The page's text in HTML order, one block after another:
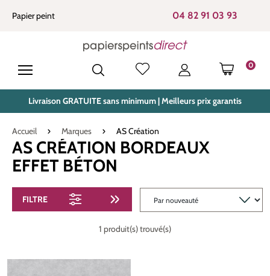
principal
Papier peint 04 82 91 03 93
0
LE
Livraison GRATUITE sans minimum | Meilleurs prix garantis
Accueil Marques AS Création
AS CRÉATION BORDEAUX
EFFET BÉTON
FILTRE
1 produit(s) trouvé(s)